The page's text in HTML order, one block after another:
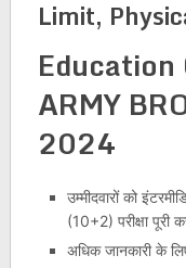
Limit,
ARMY
2024
उम्मीदवारों को
(10+2) परीक्षा पूरी
अधिक जानकारी के